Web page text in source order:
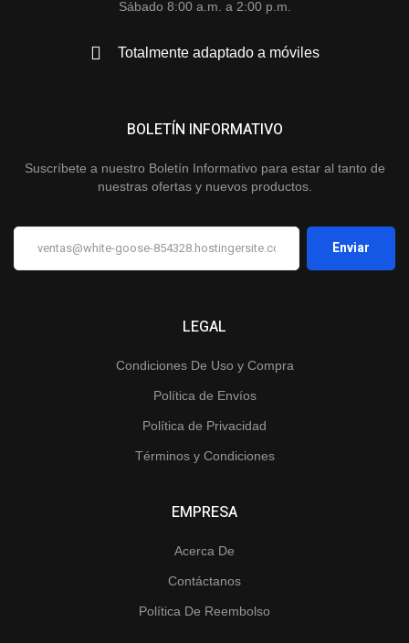
Sábado 8:00 a.m. a 2:00 p.m.
Totalmente adaptado a móviles
LEGAL
Condiciones De Uso y Compra
Política de Envíos
Política de Privacidad
Términos y Condiciones
EMPRESA
Acerca De
Contáctanos
Política De Reembolso
BOLETÍN INFORMATIVO
Suscríbete a nuestro Boletín Informativo para estar al tanto de
nuestras ofertas y nuevos productos.